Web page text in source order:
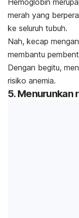
Hemoglobin
merah yang
ke seluruh tubuh.
Nah, kecap
membantu
Dengan begitu,
risiko anemia.
5. Menurunkan